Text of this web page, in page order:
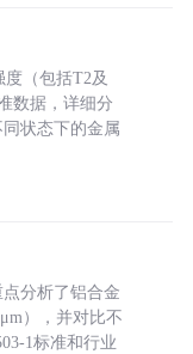
（包括T2及
数据，详细分
状态下的金属
分析了铝合金
），并对比不
1标准和行业